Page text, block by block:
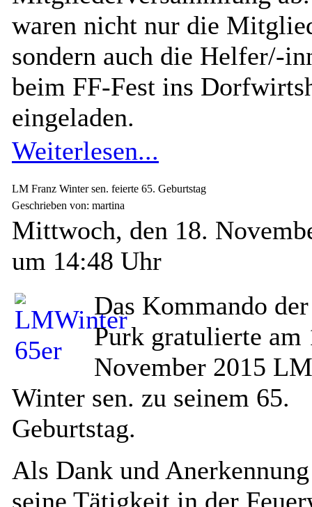
waren nicht nur die
sondern auch die Helfer/-
beim FF-Fest ins
eingeladen.
Weiterlesen...
LM Franz Winter sen. feierte 65. Geburtstag
Geschrieben von: martina
Mittwoch, den 18.
um 14:48 Uhr
Das Kommando
Purk gratulierte am
November 2015
Winter sen. zu seinem 65.
Geburtstag.
Als Dank und
seine Tätigkeit in der